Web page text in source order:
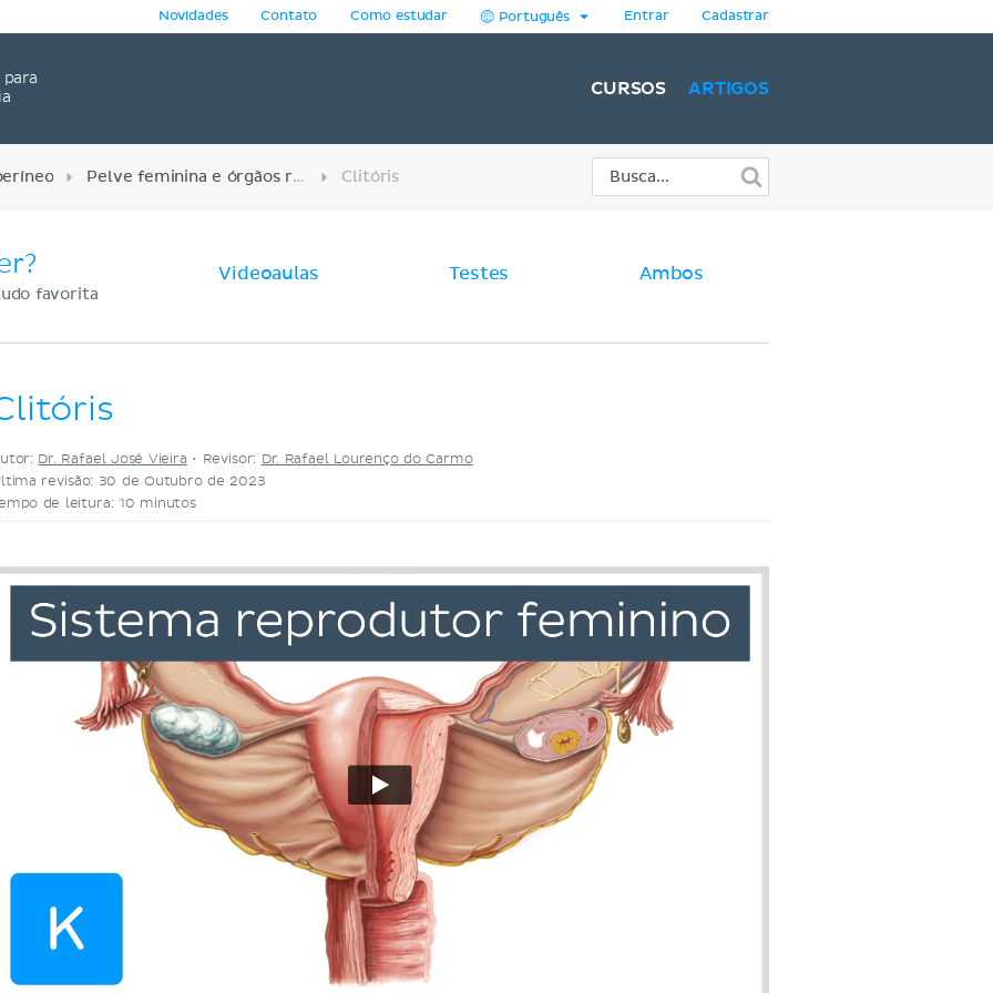
para
Novidades Contato Como estudar Português Entrar Cadastrar
CURSOS ARTIGOS
Pelve feminina e órgãos reprodutores Clitóris
favorita
Videoaulas Testes Ambos
Dr. Rafael José Vieira • Revisor: Dr. Rafael Lourenço do Carmo
revisão: 30 de Outubro de 2023
de leitura: 10 minutos